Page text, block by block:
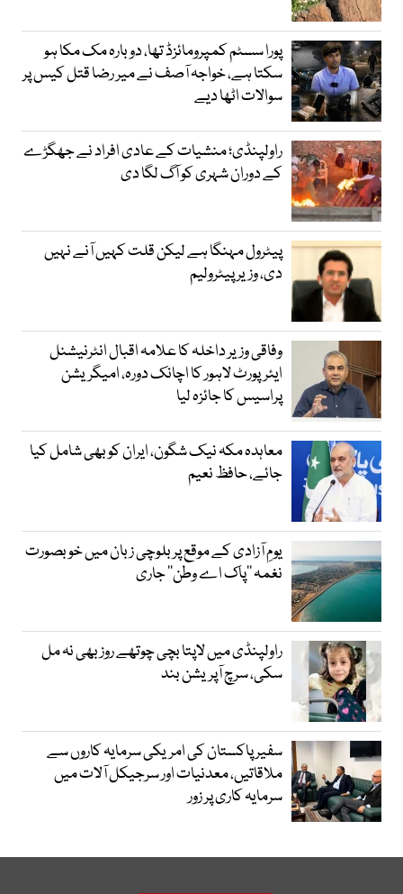
پورا سسٹم کمپرومائزڈ تھا، دوبارہ مک مکا ہو
سکتا ہے، خواجہ آصف نے میر رضا قتل کیس پر
سوالات اٹھا دیے
راولپنڈی؛ منشیات کے عادی افراد نے جھگڑے
کے دوران شہری کو آگ لگا دی
پیٹرول مہنگا ہے لیکن قلت کہیں آنے نہیں
دی، وزیر پیٹرولیم
وفاقی وزیر داخلہ کا علامہ اقبال انٹرنیشنل
ایئرپورٹ لاہور کا اچانک دورہ، امیگریشن
پراسیس کا جائزہ لیا
معاہدہ مکہ نیک شگون، ایران کو بھی شامل کیا
جائے، حافظ نعیم
یومِ آزادی کے موقع پر بلوچی زبان میں خوبصورت
نغمہ ’’پاک اے وطن‘‘ جاری
راولپنڈی میں لاپتا بچی چوتھے روز بھی نہ مل
سکی، سرچ آپریشن بند
سفیر پاکستان کی امریکی سرمایہ کاروں سے
ملاقاتیں، معدنیات اور سرجیکل آلات میں
سرمایہ کاری پر زور